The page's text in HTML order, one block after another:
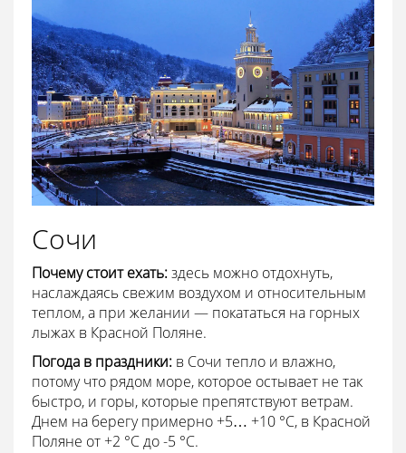
Сочи
Почему стоит ехать:здесь можно отдохнуть,
наслаждаясь свежим воздухом и относительным
теплом, а при желании — покататься на горных
лыжах в Красной Поляне.
Погода в праздники: в Сочи тепло и влажно,
потому что рядом море, которое остывает не так
быстро, и горы, которые препятствуют ветрам.
Днем на берегу примерно +5… +10 °С, в Красной
Поляне от +2 °С до -5 °С.